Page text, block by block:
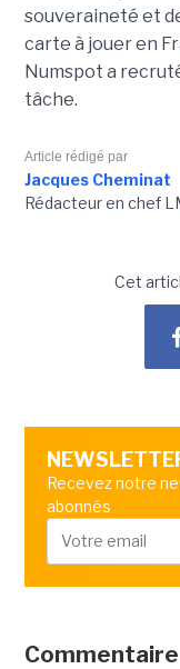
souveraineté et
carte à jouer en
Numspot a
tâche.
Article rédigé par
Jacques Cheminat
Rédacteur en chef
Cet
Recevez notre
abonnés
Commentaire